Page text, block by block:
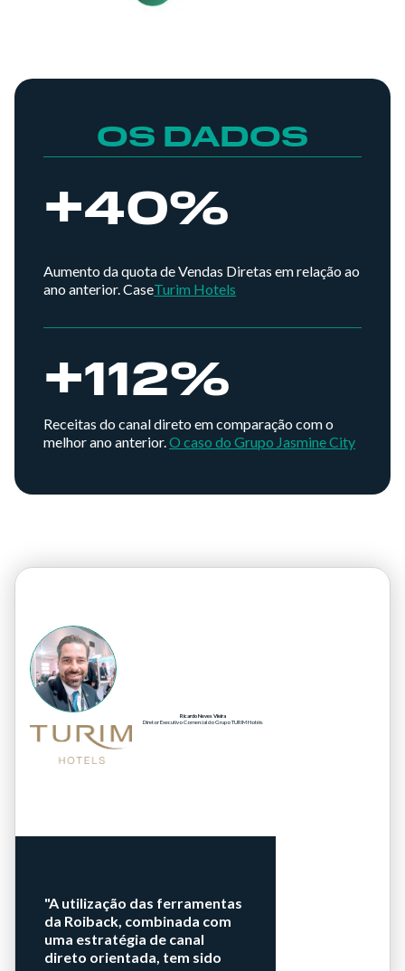
OS DADOS
+40%
Aumento da quota de Vendas Diretas em relação ao
ano anterior. ‍CaseTurim Hotels
+112%
Receitas do canal direto em comparação com o
melhor ano anterior. O caso do Grupo Jasmine City
Ricardo Neves Vieira
Diretor Executivo Comercial do Grupo TURIM Hotéis
"A utilização das ferramentas
da Roiback, combinada com
uma estratégia de canal
direto orientada, tem sido